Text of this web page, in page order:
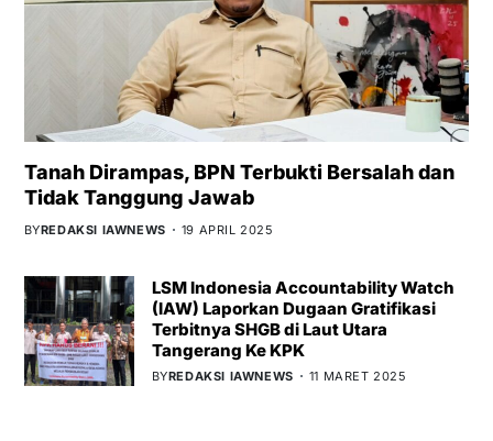
Tanah Dirampas, BPN Terbukti Bersalah dan
Tidak Tanggung Jawab
BYREDAKSI IAWNEWS 19 APRIL 2025
LSM Indonesia Accountability Watch
(IAW) Laporkan Dugaan Gratifikasi
Terbitnya SHGB di Laut Utara
Tangerang Ke KPK
BYREDAKSI IAWNEWS 11 MARET 2025